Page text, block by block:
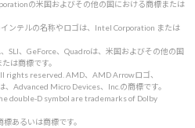
の米国およびその他の国における商標または
ンテルの名称やロゴは、Intel Corporation または
SLI、GeForce、Quadroは、米国およびその他の国
は商標です。
rights reserved. AMD、AMD Arrowロゴ、
Advanced Micro Devices、Inc.の商標です。
double-D symbol are trademarks of Dolby
あるいは商標です。